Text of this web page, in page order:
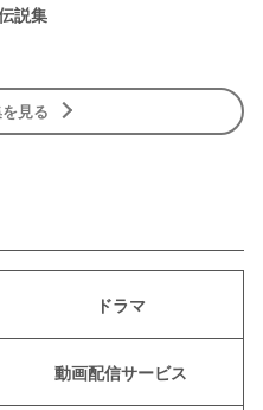
説集
見る
ドラマ
動画配信サービス